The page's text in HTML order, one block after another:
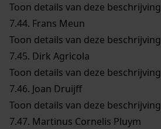
Toon details van deze beschrijving
7.44. Frans Meun
Toon details van deze beschrijving
7.45. Dirk Agricola
Toon details van deze beschrijving
7.46. Joan Druijff
Toon details van deze beschrijving
7.47. Martinus Cornelis Pluym